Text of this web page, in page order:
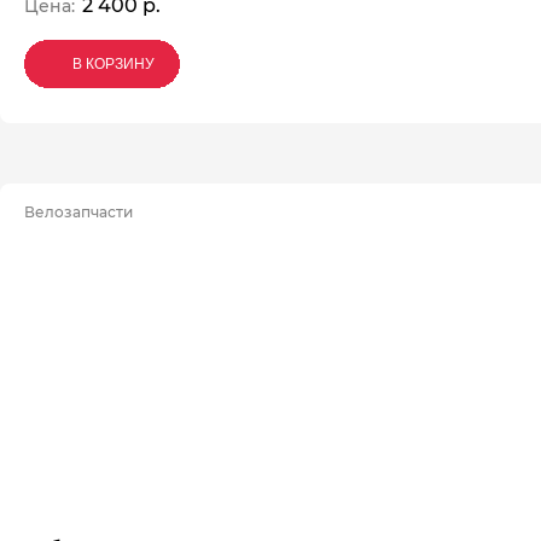
Цена: 2 400 р.
В КОРЗИНУ
В КОРЗИНУ
В КОРЗИНУ
Велозапчасти